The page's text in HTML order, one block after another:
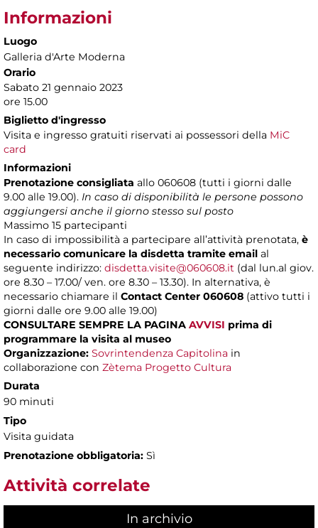
Informazioni
Luogo
Galleria d'Arte Moderna
Orario
Sabato 21 gennaio 2023
ore 15.00
Biglietto d'ingresso
Visita e ingresso gratuiti riservati ai possessori della MiC
card
Informazioni
Prenotazione consigliata allo 060608 (tutti i giorni dalle
9.00 alle 19.00). In caso di disponibilità le persone possono
aggiungersi anche il giorno stesso sul posto
Massimo 15 partecipanti
In caso di impossibilità a partecipare all’attività prenotata, è
necessario comunicare la disdetta tramite email al
seguente indirizzo: disdetta.visite@060608.it (dal lun.al giov.
ore 8.30 – 17.00/ ven. ore 8.30 – 13.30). In alternativa, è
necessario chiamare il Contact Center 060608 (attivo tutti i
giorni dalle ore 9.00 alle 19.00)
CONSULTARE SEMPRE LA PAGINA AVVISI prima di
programmare la visita al museo
Organizzazione: Sovrintendenza Capitolina in
collaborazione con Zètema Progetto Cultura
Durata
90 minuti
Tipo
Visita guidata
Prenotazione obbligatoria: Sì
Attività correlate
In archivio